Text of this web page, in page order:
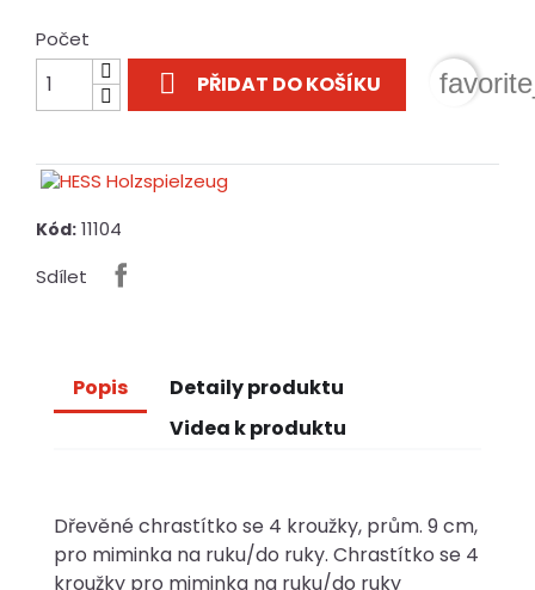
Počet
 PŘIDAT DO KOŠÍKU
Kód: 11104
Sdílet
Popis
Detaily produktu
Videa k produktu
Dřevěné chrastítko se 4 kroužky, prům. 9 cm,
pro miminka na ruku/do ruky. Chrastítko se 4
kroužky pro miminka na ruku/do ruky